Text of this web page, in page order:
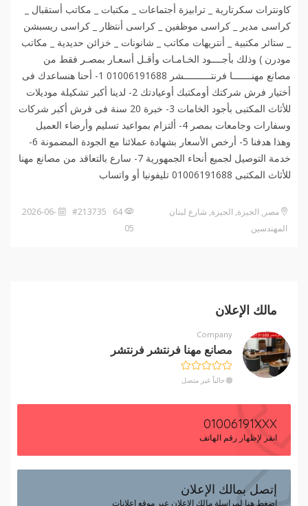
كاونترات سكرتارية _ ترابيزة أجتماعات _ مكتبات _ مكاتب أستقبال _
كراسى مدير _ كراسى موظفين _ كراسى أنتظار _ كراسى ريسبشن
_ ستائر مكتبية _ أنتريهات مكاتب _ شانونات _ خزائن حديدية _ مكاتب
مودرن ) وذلك بأجــــود الخـامـات وأقـل أسعـار بمصـر فقط من
مصانع مهنـــــــا فرنتــــــــــشر 01006191688 1- أحنا هنساعدك فى
أختيار فرش شركتك أومكتبك أوعيادتك 2- لدينا أكبر تشكيلة موديلات
للأثاث المكتبى بأجود الخامات 3- خبرة 20 سنة فى فرش أكبر شركات
وسفارات وجامعات بمصر 4- ألتزام بمواعيد تسليم وأرضاء العميل
وهذا هدفنا 5- أرخص الأسعار بشهادة عملائنا مع الجودة المضمونة 6-
خدمة التوصيل لجميع أنحاء الجمهورية 7- سارع بالتعاقد من مصانع مهنا
للأثاث المكتبى 01006191688 تليفونيا أو واتساب️
مصر, الجيزة, الجيزة, شارع لبنان
المهندسين
64 #213735
2026-06-
05
مالك الإعلان
Company
مصانع مهنا فرنتشر فرنتشر
حالياً غير متصل
01006191XXX
انقر لإظهار رقم الهاتف
إتصل بمالك الإعلان
إضغط هنا لمراسلة مالك الإعلان عبر موقع إعلانات